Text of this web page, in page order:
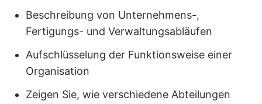
Beschreibung von Unternehmens-,
Fertigungs- und Verwaltungsabläufen
Aufschlüsselung der Funktionsweise einer
Organisation
Zeigen Sie, wie verschiedene Abteilungen